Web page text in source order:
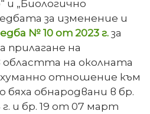
„Биологично
за изменение и
№ 10 от 2023 г.за
прилагане на
на околната
отношение към
обнародвани в бр.
и бр. 19 от 07 март